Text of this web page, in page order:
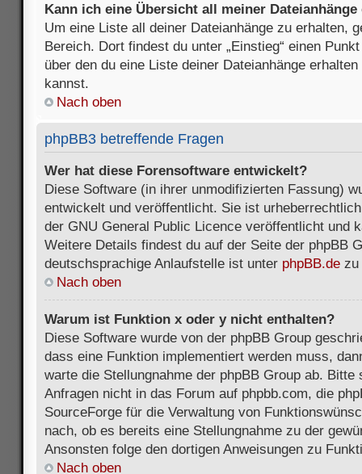
Kann ich eine Übersicht all meiner Dateianhänge
Um eine Liste all deiner Dateianhänge zu erhalten,
Bereich. Dort findest du unter „Einstieg“ einen
über den du eine Liste deiner Dateianhänge
kannst.
Nach oben
phpBB3 betreffende Fragen
Wer hat diese Forensoftware entwickelt?
Diese Software (in ihrer unmodifizierten Fassung)
entwickelt und veröffentlicht. Sie ist
der GNU General Public Licence veröffentlicht und
Weitere Details findest du auf der Seite der phpBB
deutschsprachige Anlaufstelle ist unter phpBB.de zu
Nach oben
Warum ist Funktion x oder y nicht enthalten?
Diese Software wurde von der phpBB Group
dass eine Funktion implementiert werden muss,
warte die Stellungnahme der phpBB Group ab. Bitte
Anfragen nicht in das Forum auf phpbb.com, die
SourceForge für die Verwaltung von
nach, ob es bereits eine Stellungnahme zu der
Ansonsten folge den dortigen Anweisungen zu
Nach oben